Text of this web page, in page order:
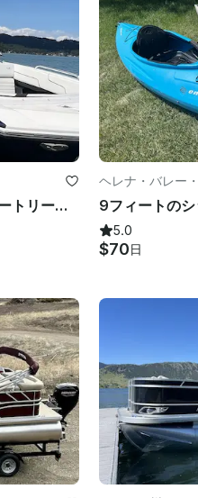
サマーズでのレンタル用24フィートリーガルファデックパワーボート
ヘレナ・バレー
ベンチャー
9フィートの
5.0
$70日